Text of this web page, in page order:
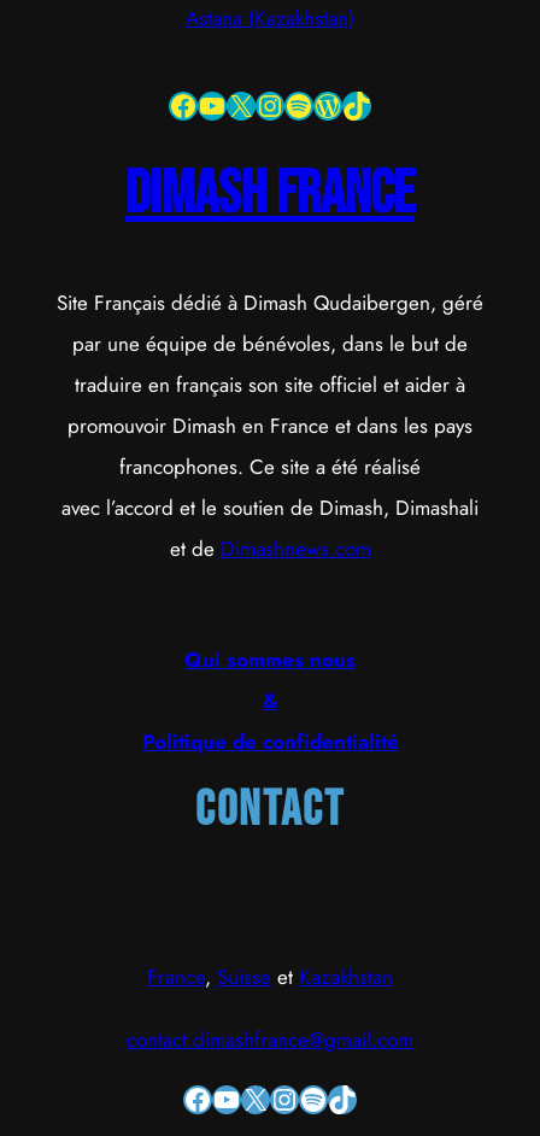
Astana (Kazakhstan)
Facebook YouTube X InstagramSpotify WordPress TikTok
dimash france
Site Français dédié à Dimash Qudaibergen, géré
par une équipe de bénévoles, dans le but de
traduire en français son site officiel et aider à
promouvoir Dimash en France et dans les pays
francophones. Ce site a été réalisé
avec l’accord et le soutien de Dimash, Dimashali
et de Dimashnews.com
Qui sommes nous
&
Politique de confidentialité
Contact
France, Suisse et Kazakhstan
contact.dimashfrance@gmail.com
Facebook YouTube X InstagramSpotify TikTok